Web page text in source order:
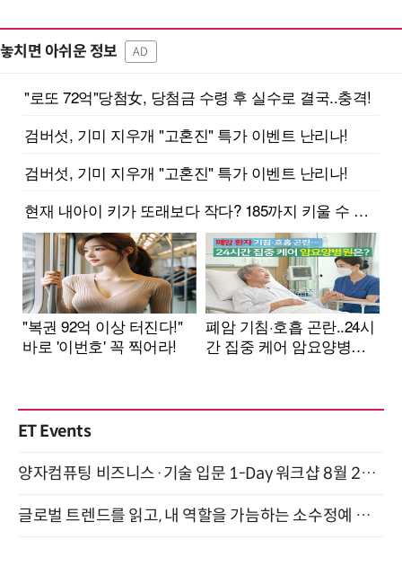
놓치면 아쉬운 정보 AD
ET Events
양자컴퓨팅 비즈니스·기술 입문 1-Day 워크샵 8월 28일 개최
글로벌 트렌드를 읽고, 내 역할을 가늠하는 소수정예 실습 워크숍 (8/28)